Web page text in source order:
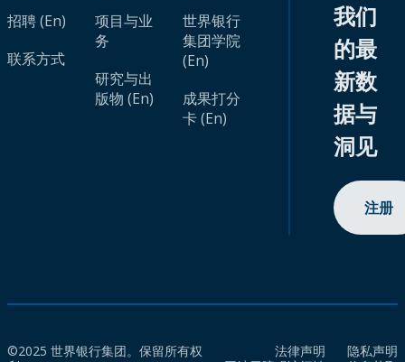
招聘 (En)
联系方式
项目与业
务
研究与出
版物 (En)
世界银行
集团学院
(En)
成果打分
卡 (En)
我们
的最
新数
据与
洞见
注册
©2025 世界银行集团。保留所有权
法律声明
隐私声明